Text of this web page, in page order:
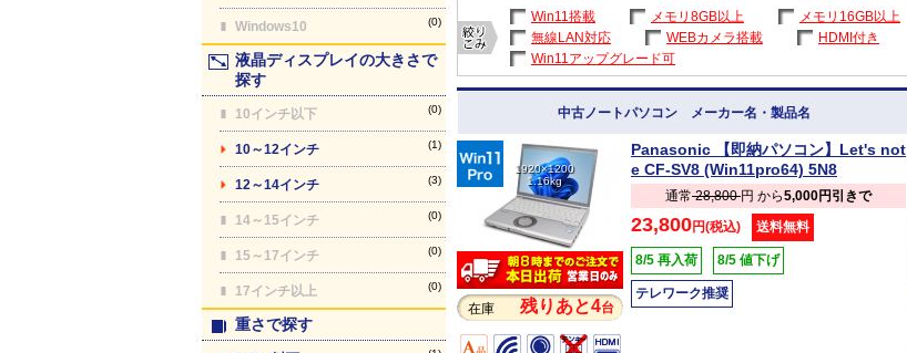
Windows10 (0)
液晶ディスプレイの大きさで
探す
10インチ以下 (0)
10～12インチ (1)
12～14インチ (3)
14～15インチ (0)
15～17インチ (0)
17インチ以上 (0)
重さで探す
Win11搭載 メモリ8GB以上 メモリ16GB以上
無線LAN対応
WEBカメラ搭載 HDMI付き
Win11アップグレード可
中古ノートパソコン メーカー名・製品名
1920×1200
1.16kg
在庫 残りあと4台
Panasonic 【即納パソコン】Let's not
e CF-SV8 (Win11pro64) 5N8
通常28,800円 から5,000円引きで
23,800円(税込) 送料無料
8/5 再入荷 8/5 値下げ
テレワーク推奨